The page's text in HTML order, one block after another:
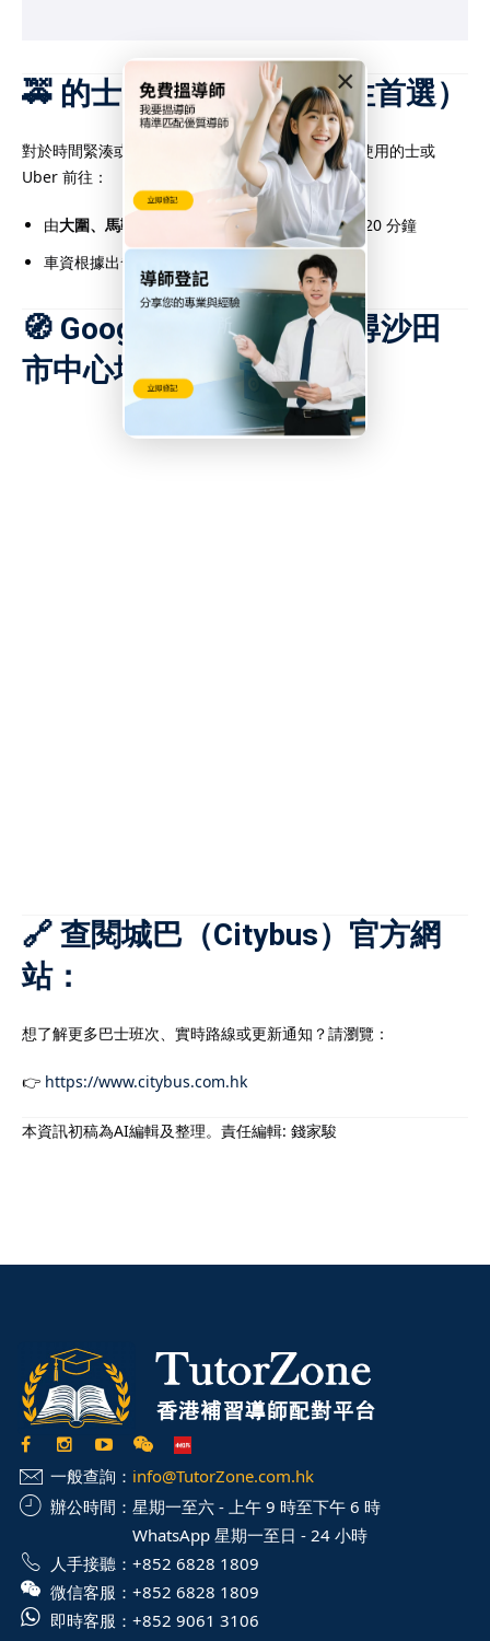
×
🚕 的士 / Uber 建議（彈性首選）
對於時間緊湊或攜帶教材繁重的導師，可考慮直接使用的士或
Uber 前往：
由大圍、馬鞍山、九龍塘等地出發
，車程約 10–20 分鐘
車資根據出發地區約 $40–$100 不等
🧭 Google 地圖連結：搜尋沙田
市中心地點
🔗 查閱城巴（Citybus）官方網
站：
想了解更多巴士班次、實時路線或更新通知？請瀏覽：
👉 https://www.citybus.com.hk
本資訊初稿為AI編輯及整理。責任編輯: 錢家駿
一般查詢： info@TutorZone.com.hk
辦公時間： 星期一至六 - 上午 9 時至下午 6 時
WhatsApp 星期一至日 - 24 小時
人手接聽： +852 6828 1809
微信客服： +852 6828 1809
即時客服： +852 9061 3106